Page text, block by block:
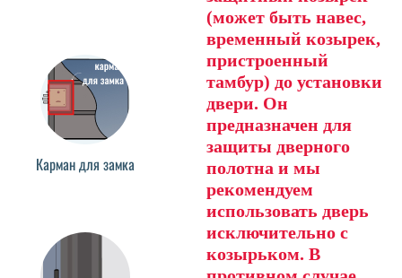
Карман для замка
(может быть навес,
временный козырек,
пристроенный
тамбур) до установки
двери. Он
предназначен для
защиты дверного
полотна и мы
рекомендуем
использовать дверь
исключительно с
козырьком. В